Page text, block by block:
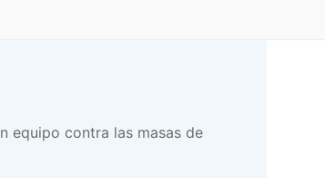
equipo contra las masas de